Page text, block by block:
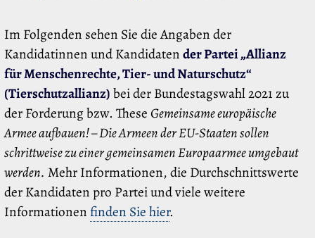
Im Folgenden sehen Sie die Angaben der
Kandidatinnen und Kandidatender Partei „Allianz
für Menschenrechte, Tier- und Naturschutz“
(Tierschutzallianz)bei der Bundestagswahl 2021 zu
der Forderung bzw. TheseGemeinsame europäische
Armee aufbauen! – Die Armeen der EU-Staaten sollen
schrittweise zu einer gemeinsamen Europaarmee umgebaut
werden. Mehr Informationen, die Durchschnittswerte
der Kandidaten pro Partei und viele weitere
Informationen finden Sie hier.